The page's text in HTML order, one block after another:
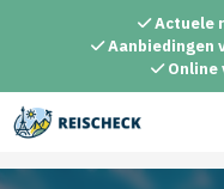
inhoud
Actuele
Aanbiedingen
Online